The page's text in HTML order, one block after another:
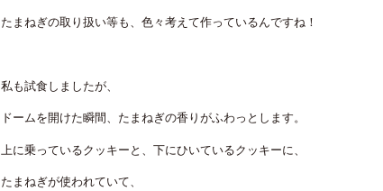
たまねぎの取り扱い等も、色々考えて作っているんですね！
私も試食しましたが、
ドームを開けた瞬間、たまねぎの香りがふわっとします。
上に乗っているクッキーと、下にひいているクッキーに、
たまねぎが使われていて、